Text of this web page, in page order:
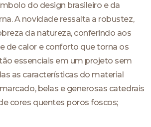
do design brasileiro e da
A novidade ressalta a robustez,
da natureza, conferindo aos
de calor e conforto que torna os
essenciais em um projeto sem
as características do material
belas e generosas catedrais
cores quentes poros foscos;